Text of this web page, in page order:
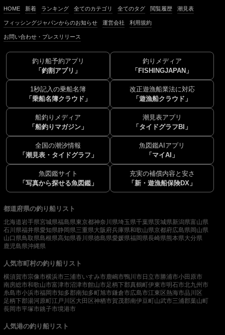
HOME 新着 ランキング 全てのカテゴリ 全てのタグ 閲覧履歴 潮見表
フィッシングジャパンからのお知らせ 運営会社 利用規約
お問い合わせ・プレスリリース
釣り船予約アプリ
「釣割アプリ」
釣りメディア
「FISHINGJAPAN」
1秒記入の乗船名簿
「乗船名簿クラウド」
改正遊漁船業法に対応
「遊漁船クラウド」
船釣りメディア
「船釣りマガジン」
潮見表アプリ
「タイドグラフBI」
全国の潮汐情報
「潮見表・タイドグラフ」
魚図鑑AIアプリ
「マイAI」
魚図鑑サイト
「写真から探せる魚図鑑」
充実の補償内容と安さ
「新・遊漁船保険DX」
都道府県の釣り船リスト
北海道岩手県宮城県福島県東京都神奈川県埼玉県千葉県茨城県新潟県富山県
石川県福井県愛知県静岡県三重県大阪府兵庫県和歌山県京都府広島県岡山県
山口県鳥取県島根県高知県香川県徳島県愛媛県福岡県長崎県熊本県大分県
鹿児島県沖縄県
人気市町村の釣り船リスト
横須賀市宗像市横浜市三浦市いすみ市鹿嶋市鴨川市日立市勝浦市小田原市
南房総市和歌山市富津市沼津市館山市足柄下郡真鶴町伊東市明石市北九州市
糸島市小浜市福岡市知多郡南知多町旭市鎌倉市広島市江東区熱海市品川区
足柄下郡湯河原町江戸川区大田区神栖市賀茂郡南伊豆町山武市三浦郡葉山町
長岡市平塚市銚子市境港市
人気港の釣り船リスト